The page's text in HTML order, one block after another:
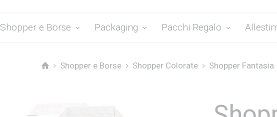
Shopper e Borse Packaging Pacchi Regalo
Shopper e Borse Shopper Colorate Shopper Fantasia